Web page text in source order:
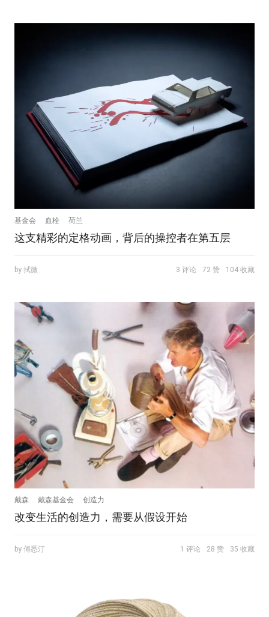
基金会 血栓 荷兰
这支精彩的定格动画，背后的操控者在第五层
by 拭微 3 评论 72 赞 104 收藏
戴森 戴森基金会 创造力
改变生活的创造力，需要从假设开始
by 傅悉汀 1 评论 28 赞 35 收藏